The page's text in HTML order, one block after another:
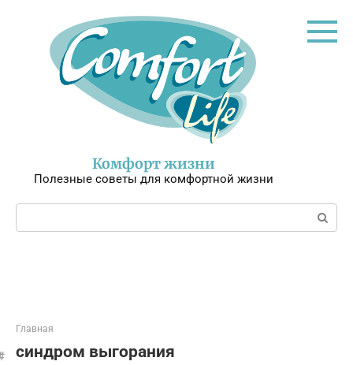
Комфорт жизни
Полезные советы для комфортной жизни
Поиск:
Главная
синдром выгорания